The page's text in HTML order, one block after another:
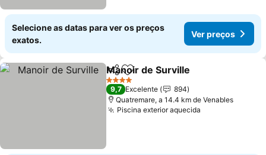
Selecione as datas para ver os preços
exatos.
Ver preços
PartilharAdicionar aos favoritos
Manoir de Surville
4 Estrelas
9,7 Excelente
894
Quatremare, a 14.4 km de Venables
Piscina exterior aquecida